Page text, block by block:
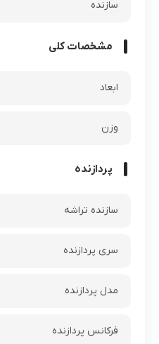
سازنده
مشخصات کلی
ابعاد
وزن
پردازنده
سازنده تراشه
سری پردازنده
مدل پردازنده
فرکانس پردازنده‌